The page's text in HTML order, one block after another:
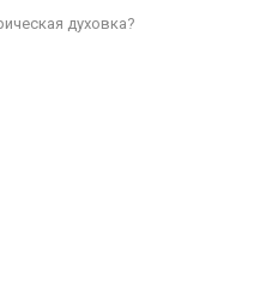
духовка?